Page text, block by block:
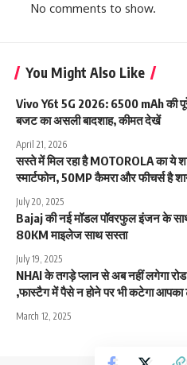
No comments to show.
You Might Also Like
Vivo Y6t 5G 2026: 6500 mAh की
बजट का असली बादशाह, कीमत देखें
April 21, 2026
सस्ते में मिल रहा है MOTOROLA का ये
स्मार्टफोन, 50MP कैमरा और फीचर्स है
July 20, 2025
Bajaj की नई मॉडल पॉवरफुल इंजन के साथ
80KM माइलेज साथ सस्ता
July 19, 2025
NHAI के तगड़े प्लान से अब नहीं लगेगा
,फास्टैग में पैसे न होने पर भी कटेगा आपका
March 12, 2025